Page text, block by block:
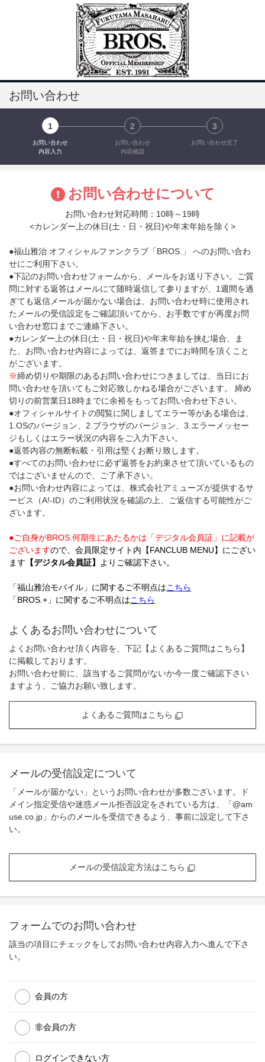
お問い合わせ
1
お問い合わせ
内容入力
2
お問い合わせ
内容確認
3
お問い合わせ完了
お問い合わせについて
お問い合わせ対応時間：10時～19時
<カレンダー上の休日(土・日・祝日)や年末年始を除く>
●福山雅治 オフィシャルファンクラブ「BROS.」 へのお問い合わ
せにご利用下さい。
●下記のお問い合わせフォームから、メールをお送り下さい。ご質
問に対する返答はメールにて随時返信して参りますが、1週間を過
ぎても返信メールが届かない場合は、お問い合わせ時に使用され
たメールの受信設定をご確認頂いてから、お手数ですが再度お問
い合わせ窓口までご連絡下さい。
●カレンダー上の休日(土・日・祝日)や年末年始を挟む場合、ま
た、お問い合わせ内容によっては、返答までにお時間を頂くこと
がございます。
※締め切りや期限のあるお問い合わせにつきましては、当日にお
問い合わせを頂いてもご対応致しかねる場合がございます。 締め
切りの前営業日18時までに余裕をもってお問い合わせ下さい。
●オフィシャルサイトの閲覧に関しましてエラー等がある場合は、
1.OSのバージョン、2.ブラウザのバージョン、3.エラーメッセー
ジもしくはエラー状況の内容をご入力下さい。
●返答内容の無断転載・引用は堅くお断り致します。
●すべてのお問い合わせに必ず返答をお約束させて頂いているもの
ではございませんので、ご了承下さい。
●お問い合わせ内容によっては、株式会社アミューズが提供するサ
ービス（A!-ID）のご利用状況を確認の上、ご返信する可能性がご
ざいます。
●ご自身がBROS.何期生にあたるかは「デジタル会員証」に記載が
ございますので、会員限定サイト内【FANCLUB MENU】にござい
ます 【デジタル会員証】 よりご確認下さい。
「福山雅治モバイル」に関するご不明点はこちら
「BROS.+」に関するご不明点はこちら
よくあるお問い合わせについて
よくお問い合わせ頂く内容を、下記【よくあるご質問はこちら】
に掲載しております。
お問い合わせ前に、該当するご質問がないか今一度ご確認下さい
ますよう、ご協力お願い致します。
よくあるご質問はこちら
メールの受信設定について
「メールが届かない」というお問い合わせが多数ございます。ド
メイン指定受信や迷惑メール拒否設定をされている方は、「@am
use.co.jp」からのメールを受信できるよう、事前に設定して下さ
い。
メールの受信設定方法はこちら
フォームでのお問い合わせ
該当の項目にチェックをしてお問い合わせ内容入力へ進んで下さ
い。
会員の方
非会員の方
ログインできない方